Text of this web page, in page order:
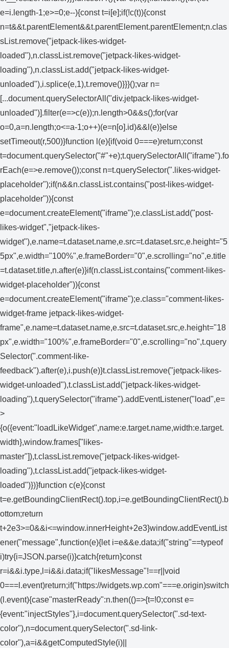
e=i.length-1;e>=0;e--){const t=i[e];if(!c(t)){const
n=t&&t.parentElement&&t.parentElement.parentElement;n.clas
sList.remove("jetpack-likes-widget-
loaded"),n.classList.remove("jetpack-likes-widget-
loading"),n.classList.add("jetpack-likes-widget-
unloaded"),i.splice(e,1),t.remove()}}}();var n=
[...document.querySelectorAll("div.jetpack-likes-widget-
unloaded")].filter(e=>c(e));n.length>0&&s();for(var
o=0,a=n.length;o<=a-1;o++)(e=n[o].id)&&l(e)}else
setTimeout(r,500)}function l(e){if(void 0===e)return;const
t=document.querySelector("#"+e);t.querySelectorAll("iframe").fo
rEach(e=>e.remove());const n=t.querySelector(".likes-widget-
placeholder");if(n&&n.classList.contains("post-likes-widget-
placeholder")){const
e=document.createElement("iframe");e.classList.add("post-
likes-widget","jetpack-likes-
widget"),e.name=t.dataset.name,e.src=t.dataset.src,e.height="5
5px",e.width="100%",e.frameBorder="0",e.scrolling="no",e.title
=t.dataset.title,n.after(e)}if(n.classList.contains("comment-likes-
widget-placeholder")){const
e=document.createElement("iframe");e.class="comment-likes-
widget-frame jetpack-likes-widget-
frame",e.name=t.dataset.name,e.src=t.dataset.src,e.height="18
px",e.width="100%",e.frameBorder="0",e.scrolling="no",t.query
Selector(".comment-like-
feedback").after(e),i.push(e)}t.classList.remove("jetpack-likes-
widget-unloaded"),t.classList.add("jetpack-likes-widget-
loading"),t.querySelector("iframe").addEventListener("load",e=
>
{o({event:"loadLikeWidget",name:e.target.name,width:e.target.
width},window.frames["likes-
master"]),t.classList.remove("jetpack-likes-widget-
loading"),t.classList.add("jetpack-likes-widget-
loaded")})}function c(e){const
t=e.getBoundingClientRect().top,i=e.getBoundingClientRect().b
ottom;return
t+2e3>=0&&i<=window.innerHeight+2e3}window.addEventList
ener("message",function(e){let i=e&&e.data;if("string"==typeof
i)try{i=JSON.parse(i)}catch{return}const
r=i&&i.type,l=i&&i.data;if("likesMessage"!==r||void
0===l.event)return;if("https://widgets.wp.com"===e.origin)switch
(l.event){case"masterReady":n.then(()=>{t=!0;const e=
{event:"injectStyles"},i=document.querySelector(".sd-text-
color"),n=document.querySelector(".sd-link-
color"),a=i&&getComputedStyle(i)||